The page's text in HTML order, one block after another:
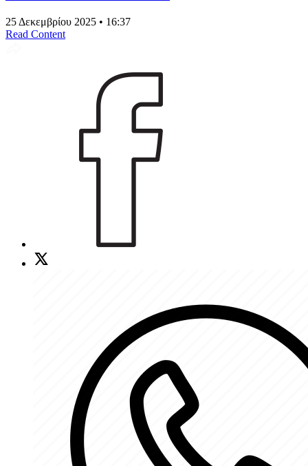
25 Δεκεμβρίου 2025 • 16:37
Read Content